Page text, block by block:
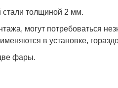
толщиной 2 мм.
могут потребоваться
в установке,
фары.